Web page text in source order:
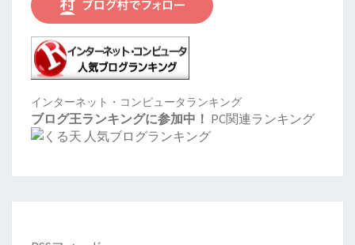
インターネット・コンピュータランキング
ブログ王ランキングに参加中！ PC関連ランキング